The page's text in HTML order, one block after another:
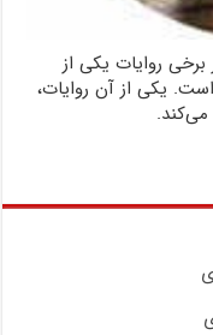
برخی روایات یکی از
یکی از آن روایات،